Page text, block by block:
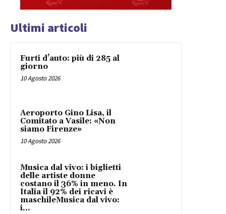
Ultimi articoli
Furti d’auto: più di 285 al
giorno
10 Agosto 2026
Aeroporto Gino Lisa, il
Comitato a Vasile: «Non
siamo Firenze»
10 Agosto 2026
Musica dal vivo: i biglietti
delle artiste donne
costano il 36% in meno. In
Italia il 92% dei ricavi è
maschileMusica dal vivo:
i...